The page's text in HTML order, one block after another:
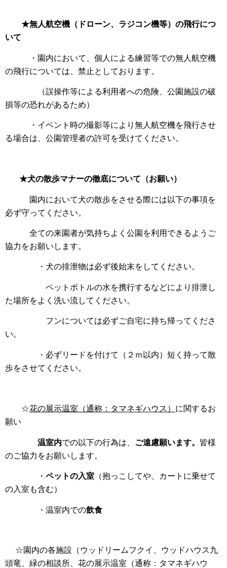
★無人航空機（ドローン、ラジコン機等）の飛行につ
いて
・園内において、個人による練習等での無人航空機
の飛行については、禁止としております。
（誤操作等による利用者への危険、公園施設の破
損等の恐れがあるため）
・イベント時の撮影等により無人航空機を飛行させ
る場合は、公園管理者の許可を受けてください。
★犬の散歩マナーの徹底について（お願い）
園内において犬の散歩をさせる際には以下の事項を
必ず守ってください。
全ての来園者が気持ちよく公園を利用できるようご
協力をお願いします。
・犬の排泄物は必ず後始末をしてください。
ペットボトルの水を携行するなどにより排泄し
た場所をよく洗い流してください。
フンについては必ずご自宅に持ち帰ってくださ
い。
・必ずリードを付けて（２ｍ以内）短く持って散
歩をさせてください。
☆花の展示温室（通称：タマネギハウス） に関するお
願い
温室内での以下の行為は、 ご遠慮願います。 皆様
のご協力をお願いします。
・ ペットの入室 （抱っこしてや、カートに乗せて
の入室も含む）
・温室内での飲食
☆園内の各施設（ウッドリームフクイ、ウッドハウス九
頭竜、緑の相談所、花の展示温室（通称：タマネギハウ